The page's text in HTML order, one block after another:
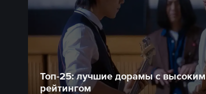
Топ-25: лучшие дорамы с высоким
рейтингом